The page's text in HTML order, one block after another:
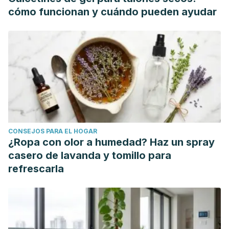
accelerates exercise performance and muscle glycolytic
and oxidative capacity in rats. Am J Physiol Regul Integr
Comp Physiol, 2017. 312 (4): 520-528.
cómo funcionan y cuándo pueden ayudar
CONSEJOS PARA EL HOGAR
¿Ropa con olor a humedad? Haz un spray
casero de lavanda y tomillo para
refrescarla